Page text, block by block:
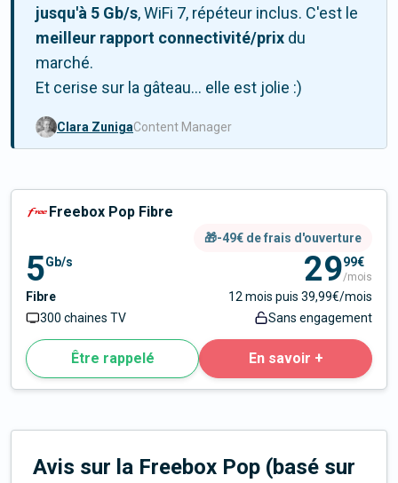
jusqu'à 5 Gb/s, WiFi 7, répéteur inclus. C'est le
meilleur rapport connectivité/prix du
marché.
Et cerise sur la gâteau... elle est jolie :)
Clara ZunigaContent Manager
Freebox Pop Fibre
🎁-49€ de frais d'ouverture
5Gb/s
Fibre
300 chaines TV
2999€
/mois
12 mois puis 39,99€/mois
Sans engagement
Être rappelé En savoir +
Avis sur la Freebox Pop (basé sur